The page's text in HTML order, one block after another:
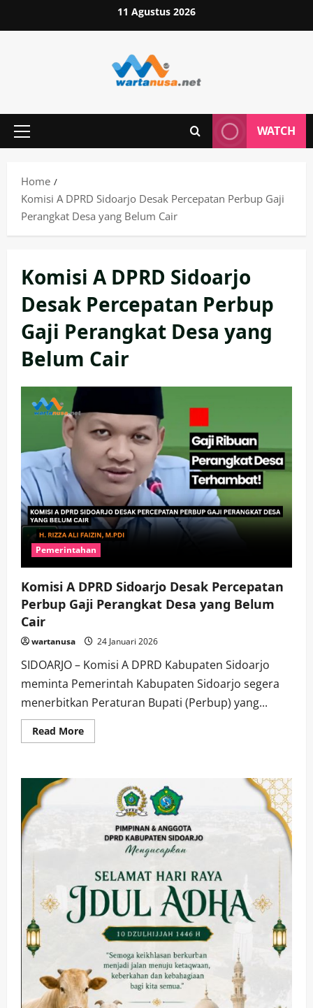
to
11 Agustus 2026
Primary
WATCH
Home
Komisi A DPRD Sidoarjo Desak Percepatan Perbup Gaji
Perangkat Desa yang Belum Cair
Komisi A DPRD Sidoarjo
Desak Percepatan Perbup
Gaji Perangkat Desa yang
Belum Cair
Pemerintahan
Komisi A DPRD Sidoarjo Desak Percepatan
Perbup Gaji Perangkat Desa yang Belum
Cair
wartanusa 24 Januari 2026
SIDOARJO – Komisi A DPRD Kabupaten Sidoarjo
meminta Pemerintah Kabupaten Sidoarjo segera
menerbitkan Peraturan Bupati (Perbup) yang...
Read MoreRead
more
Sidoarjo
Percepatan
Perbup
Perangkat
Cair